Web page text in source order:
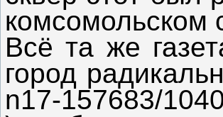
комсомольском
Всё та же
город
n17-157683/